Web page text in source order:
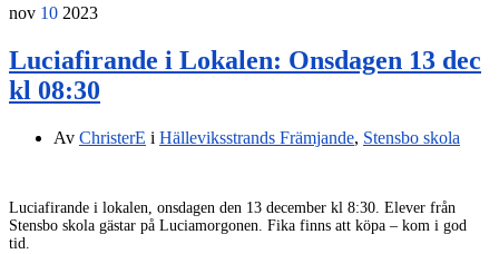
nov 10 2023
Luciafirande i Lokalen: Onsdagen 13 dec
kl 08:30
Av ChristerE i Hälleviksstrands Främjande, Stensbo skola
Luciafirande i lokalen, onsdagen den 13 december kl 8:30. Elever från
Stensbo skola gästar på Luciamorgonen. Fika finns att köpa – kom i god
tid.